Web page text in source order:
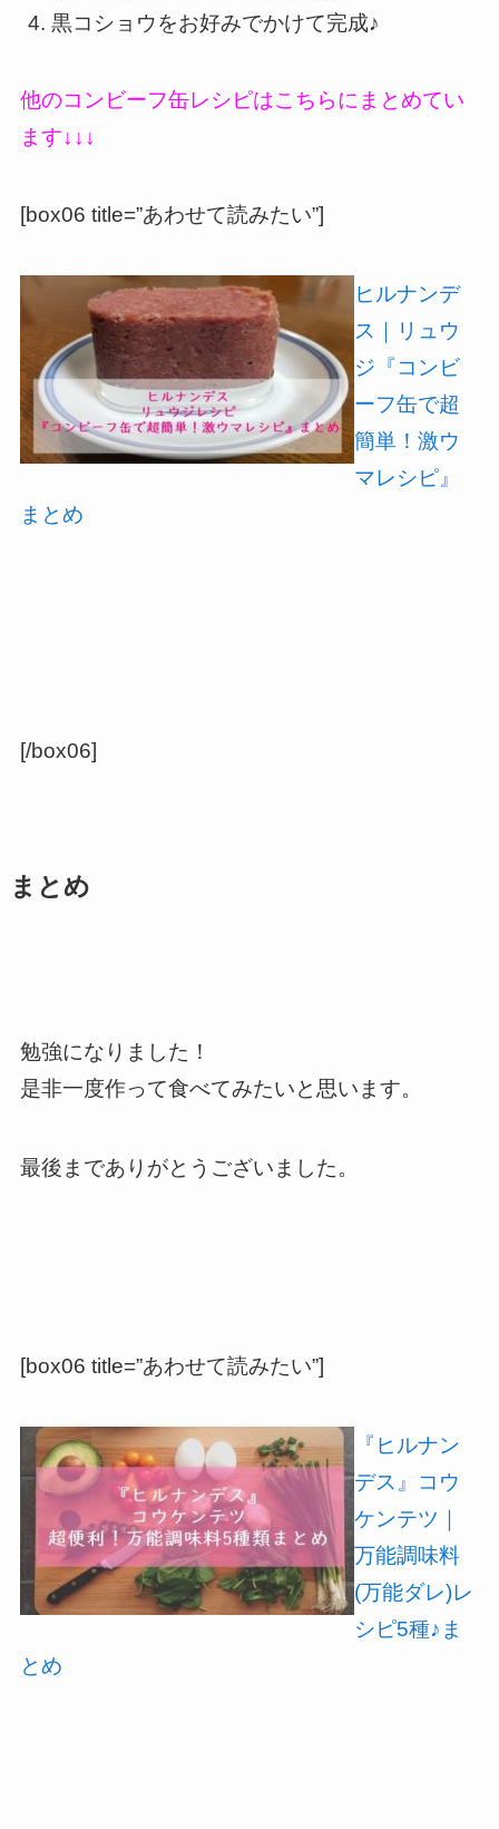
黒コショウをお好みでかけて完成♪
他のコンビーフ缶レシピはこちらにまとめてい
ます↓↓↓
[box06 title=”あわせて読みたい”]
ヒルナンデ
ス｜リュウ
ジ『コンビ
ーフ缶で超
簡単！激ウ
マレシピ』
まとめ
[/box06]
まとめ
勉強になりました！
是非一度作って食べてみたいと思います。
最後までありがとうございました。
[box06 title=”あわせて読みたい”]
『ヒルナン
デス』コウ
ケンテツ｜
万能調味料
(万能ダレ)レ
シピ5種♪ま
とめ